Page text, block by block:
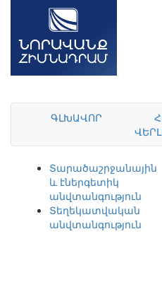
ԳԼԽԱՎՈՐ
Տարածաշրջանային
և էներգետիկ
անվտանգություն
Տեղեկատվական
անվտանգություն